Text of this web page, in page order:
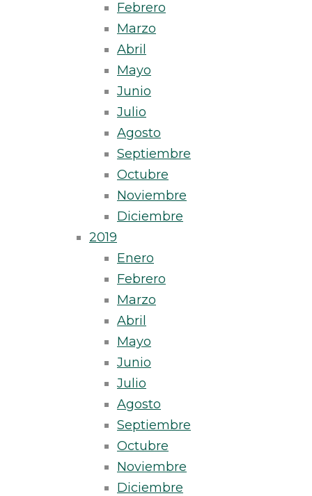
Febrero
Marzo
Abril
Mayo
Junio
Julio
Agosto
Septiembre
Octubre
Noviembre
Diciembre
2019
Enero
Febrero
Marzo
Abril
Mayo
Junio
Julio
Agosto
Septiembre
Octubre
Noviembre
Diciembre